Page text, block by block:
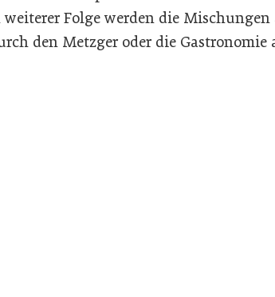
Folge werden die
den Metzger oder die Gastronomie